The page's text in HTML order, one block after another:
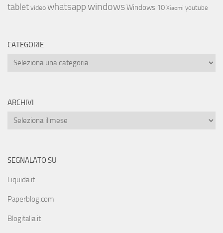
tabletvideowhatsappwindowsWindows 10 Xiaomi youtube
CATEGORIE
ARCHIVI
SEGNALATO SU
Liquida.it
Paperblog.com
Blogitalia.it